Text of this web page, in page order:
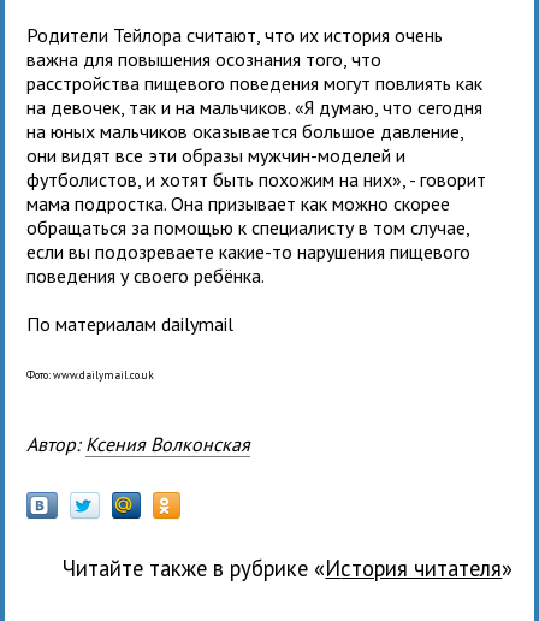
Родители Тейлора считают, что их история очень
важна для повышения осознания того, что
расстройства пищевого поведения могут повлиять как
на девочек, так и на мальчиков. «Я думаю, что сегодня
на юных мальчиков оказывается большое давление,
они видят все эти образы мужчин-моделей и
футболистов, и хотят быть похожим на них», - говорит
мама подростка. Она призывает как можно скорее
обращаться за помощью к специалисту в том случае,
если вы подозреваете какие-то нарушения пищевого
поведения у своего ребёнка.
По материалам dailymail
Фото: www.dailymail.co.uk
Автор: Ксения Волконская
Читайте также в рубрике « История читателя»